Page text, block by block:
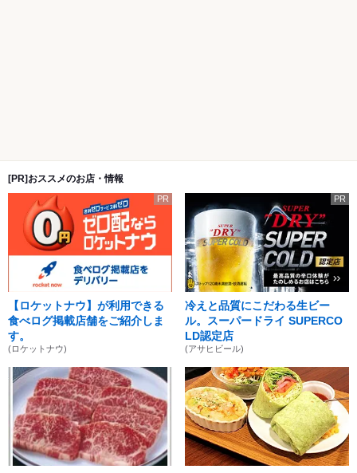
[PR]おススメのお店・情報
PR
【ロケットナウ】が利用できる
食べログ掲載店舗をご紹介しま
す。
(ロケットナウ)
PR
冷えと品質にこだわる生ビー
ル。スーパードライ SUPERCO
LD認定店
(アサヒビール)